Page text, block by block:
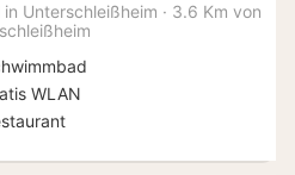
Nacht
ab
€
in Unterschleißheim · 3.6 Km von
WLAN